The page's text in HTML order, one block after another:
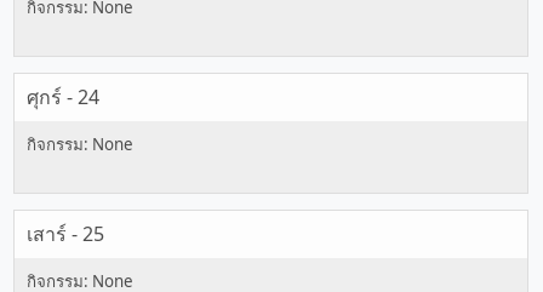
ศุกร์ - 24
เสาร์ - 25